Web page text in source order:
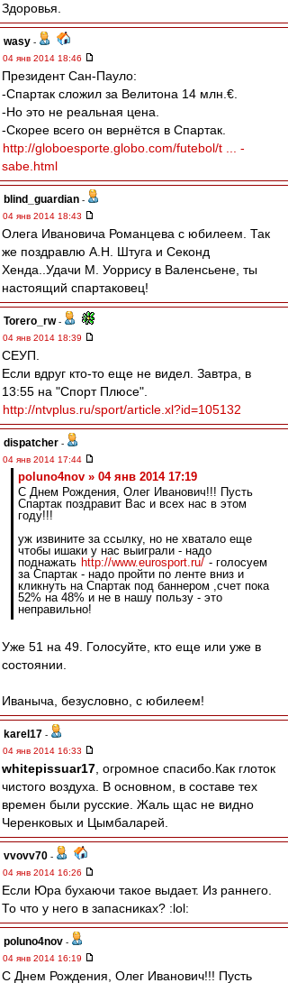
Здоровья.
wasy -
04 янв 2014 18:46
Президент Сан-Пауло:
-Спартак сложил за Велитона 14 млн.€.
-Но это не реальная цена.
-Скорее всего он вернётся в Спартак.
http://globoesporte.globo.com/futebol/t ... -
sabe.html
blind_guardian -
04 янв 2014 18:43
Олега Ивановича Романцева с юбилеем. Так
же поздравлю А.Н. Штуга и Секонд
Хенда..Удачи М. Уоррису в Валенсьене, ты
настоящий спартаковец!
Torero_rw-
04 янв 2014 18:39
СЕУП.
Если вдруг кто-то еще не видел. Завтра, в
13:55 на "Спорт Плюсе".
http://ntvplus.ru/sport/article.xl?id=105132
dispatcher -
04 янв 2014 17:44
poluno4nov » 04 янв 2014 17:19
С Днем Рождения, Олег Иванович!!! Пусть
Спартак поздравит Вас и всех нас в этом
году!!!
уж извините за ссылку, но не хватало еще
чтобы ишаки у нас выиграли - надо
поднажать http://www.eurosport.ru/ - голосуем
за Спартак - надо пройти по ленте вниз и
кликнуть на Спартак под баннером ,счет пока
52% на 48% и не в нашу пользу - это
неправильно!
Уже 51 на 49. Голосуйте, кто еще или уже в
состоянии.
Иваныча, безусловно, с юбилеем!
karel17 -
04 янв 2014 16:33
whitepissuar17 , огромное спасибо.Как глоток
чистого воздуха. В основном, в составе тех
времен были русские. Жаль щас не видно
Черенковых и Цымбаларей.
vvovv70 -
04 янв 2014 16:26
Если Юра бухаючи такое выдает. Из раннего.
То что у него в запасниках? :lol:
poluno4nov -
04 янв 2014 16:19
С Днем Рождения, Олег Иванович!!! Пусть